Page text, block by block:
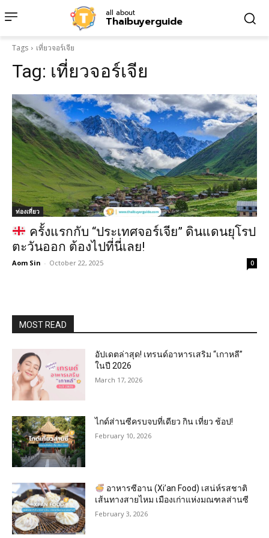
all about
Thaibuyerguide
Tags เที่ยวจอร์เจีย
Tag: เที่ยวจอร์เจีย
ท่องเที่ยว
ครั้งแรกกับ “ประเทศจอร์เจีย” ดินแดนยุโรป
ตะวันออก ต้องไปที่นี่เลย!
Aom Sin - October 22, 2025 0
MOST READ
อัปเดตล่าสุด! เทรนด์อาหารเสริม “เกาหลี”
ในปี 2026
March 17, 2026
ไกด์ส่านซีครบจบที่เดียว กิน เที่ยว ช้อป!
February 10, 2026
อาหารซีอาน (Xi’an Food) เสน่ห์รสชาติ
เส้นทางสายไหม เมืองเก่าแห่งมณฑลส่านซี
February 3, 2026